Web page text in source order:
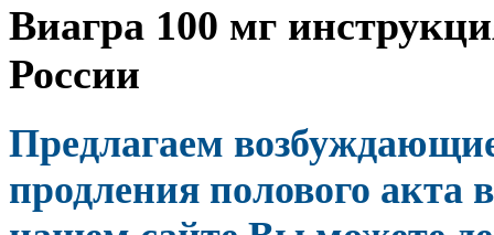
Виагра 100 мг
России
Предлагаем
продления полового акта